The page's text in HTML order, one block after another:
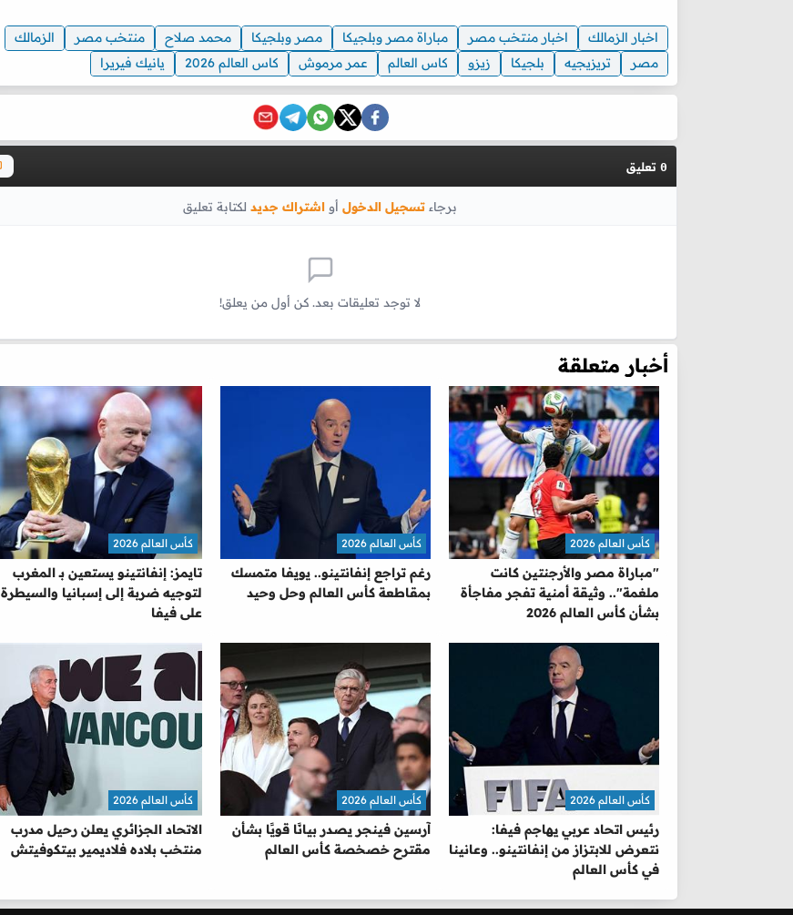
اخبار الزمالك اخبار منتخب مصر مباراة مصر وبلجيكا مصر وبلجيكا محمد صلاح منتخب مصر
الزمالك
مصر
تريزيجيه بلجيكا زيزو كاس العالم عمر مرموش كاس العالم 2026 يانيك فيريرا
0 تعليق
برجاء تسجيل الدخول أو اشتراك جديد لكتابة تعليق
لا توجد تعليقات بعد. كن أول من يعلق!
أخبار متعلقة
"مباراة مصر والأرجنتين كانت
ملغمة".. وثيقة أمنية تفجر مفاجأة
بشأن كأس العالم 2026
كأس العالم 2026
رغم تراجع إنفانتينو.. يويفا متمسك
بمقاطعة كأس العالم وحل وحيد
كأس العالم 2026
تايمز: إنفانتينو يستعين بـ المغرب
لتوجيه ضربة إلى إسبانيا والسيطرة
على فيفا
كأس العالم 2026
رئيس اتحاد عربي يهاجم فيفا:
نتعرض للابتزاز من إنفانتينو.. وعانينا
في كأس العالم
كأس العالم 2026
آرسين فينجر يصدر بيانًا قويًا بشأن
مقترح خصخصة كأس العالم
كأس العالم 2026
الاتحاد الجزائري يعلن رحيل مدرب
منتخب بلاده فلاديمير بيتكوفيتش
كأس العالم 2026